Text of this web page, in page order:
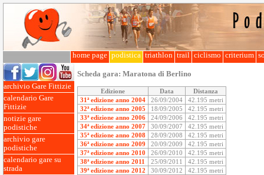
home page podistica triathlon trail ciclismo criterium
archivio Gare Fittizie
calendario Gare
Fittizie
notizie gare
podistiche
archivio gare
podistiche
calendario gare su
strada
Scheda gara: Maratona di Berlino
Edizione Data
Distanza
31ª edizione anno 2004
26/09/2004
42.195 metri
32ª edizione anno 2005
18/09/2005
42.195 metri
33ª edizione anno 2006
24/09/2006
42.195 metri
34ª edizione anno 2007
30/09/2007
42.195 metri
35ª edizione anno 2008
28/09/2008
42.195 metri
36ª edizione anno 2009
20/09/2009
42.195 metri
37ª edizione anno 2010
26/09/2010
42.195 metri
38ª edizione anno 2011
25/09/2011
42.195 metri
39ª edizione anno 2012
30/09/2012
42.195 metri